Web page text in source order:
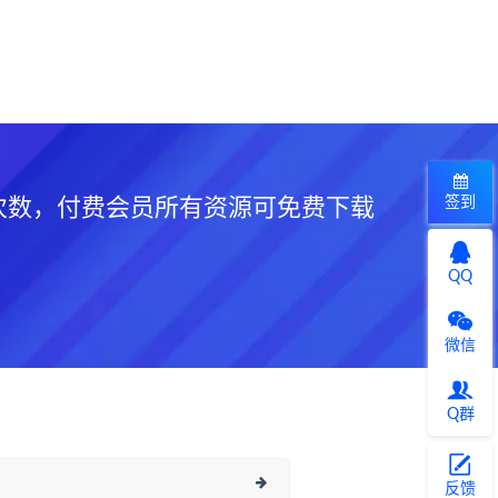
，付费会员所有资源可免费下载 签到
QQ
微信
Q群
反馈